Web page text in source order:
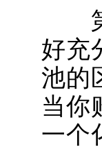
第
好充
池的
当你
一个